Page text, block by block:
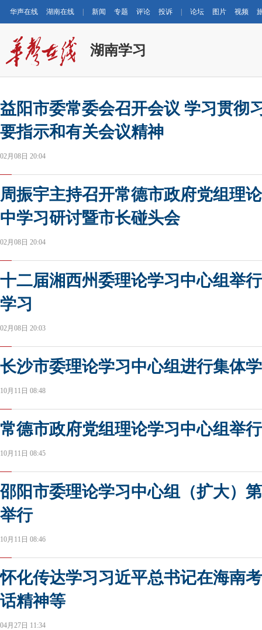
华声在线 湖南在线 新闻 专题 评论 投诉 论坛 图片 视频
湖南学习
益阳市委常委会召开会议 学习贯彻
要指示和有关会议精神
02月08日 20:04
周振宇主持召开常德市政府党组理
中学习研讨暨市长碰头会
02月08日 20:04
十二届湘西州委理论学习中心组举
学习
02月08日 20:03
长沙市委理论学习中心组进行集体
10月11日 08:48
常德市政府党组理论学习中心组举
10月11日 08:45
邵阳市委理论学习中心组（扩大）
举行
10月11日 08:46
怀化传达学习习近平总书记在海南
话精神等
04月27日 11:34